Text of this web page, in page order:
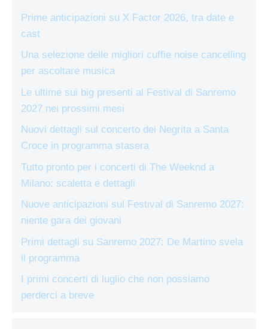
Prime anticipazioni su X Factor 2026, tra date e
cast
Una selezione delle migliori cuffie noise cancelling
per ascoltare musica
Le ultime sui big presenti al Festival di Sanremo
2027 nei prossimi mesi
Nuovi dettagli sul concerto dei Negrita a Santa
Croce in programma stasera
Tutto pronto per i concerti di The Weeknd a
Milano: scaletta e dettagli
Nuove anticipazioni sul Festival di Sanremo 2027:
niente gara dei giovani
Primi dettagli su Sanremo 2027: De Martino svela
il programma
I primi concerti di luglio che non possiamo
perderci a breve